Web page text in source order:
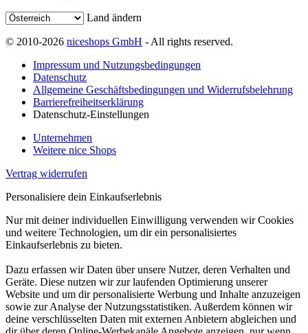
Land ändern
© 2010-2026 niceshops GmbH - All rights reserved.
Impressum und Nutzungsbedingungen
Datenschutz
Allgemeine Geschäftsbedingungen und Widerrufsbelehrung
Barrierefreiheitserklärung
Datenschutz-Einstellungen
Unternehmen
Weitere nice Shops
Vertrag widerrufen
Personalisiere dein Einkaufserlebnis
Nur mit deiner individuellen Einwilligung verwenden wir Cookies
und weitere Technologien, um dir ein personalisiertes
Einkaufserlebnis zu bieten.
Dazu erfassen wir Daten über unsere Nutzer, deren Verhalten und
Geräte. Diese nutzen wir zur laufenden Optimierung unserer
Website und um dir personalisierte Werbung und Inhalte anzuzeigen
sowie zur Analyse der Nutzungsstatistiken. Außerdem können wir
deine verschlüsselten Daten mit externen Anbietern abgleichen und